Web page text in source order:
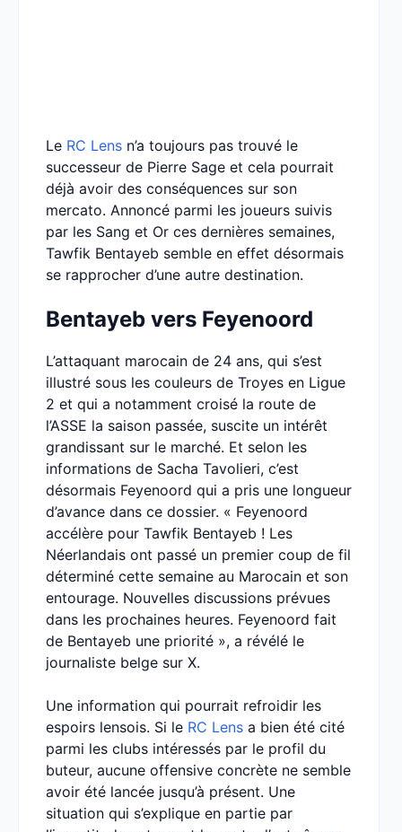
Le RC Lens n’a toujours pas trouvé le
successeur de Pierre Sage et cela pourrait
déjà avoir des conséquences sur son
mercato. Annoncé parmi les joueurs suivis
par les Sang et Or ces dernières semaines,
Tawfik Bentayeb semble en effet désormais
se rapprocher d’une autre destination.
Bentayeb vers Feyenoord
L’attaquant marocain de 24 ans, qui s’est
illustré sous les couleurs de Troyes en Ligue
2 et qui a notamment croisé la route de
l’ASSE la saison passée, suscite un intérêt
grandissant sur le marché. Et selon les
informations de Sacha Tavolieri, c’est
désormais Feyenoord qui a pris une longueur
d’avance dans ce dossier. « Feyenoord
accélère pour Tawfik Bentayeb ! Les
Néerlandais ont passé un premier coup de fil
déterminé cette semaine au Marocain et son
entourage. Nouvelles discussions prévues
dans les prochaines heures. Feyenoord fait
de Bentayeb une priorité », a révélé le
journaliste belge sur X.
Une information qui pourrait refroidir les
espoirs lensois. Si le RC Lens a bien été cité
parmi les clubs intéressés par le profil du
buteur, aucune offensive concrète ne semble
avoir été lancée jusqu’à présent. Une
situation qui s’explique en partie par